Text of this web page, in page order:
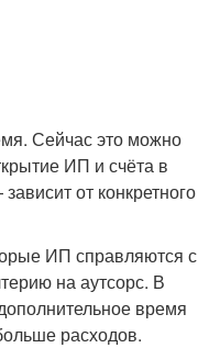
Сейчас это можно
ИП и счёта в
от конкретного
ИП справляются с
на аутсорс. В
время
расходов.